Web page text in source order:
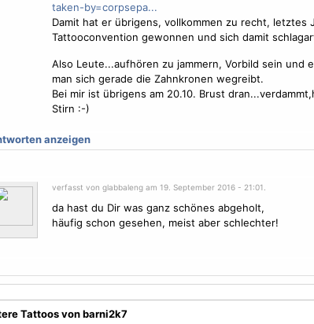
taken-by=corpsepa...
Damit hat er übrigens, vollkommen zu recht, letztes
Tattooconvention gewonnen und sich damit
Also Leute...aufhören zu jammern, Vorbild sein und
man sich gerade die Zahnkronen wegreibt.
Bei mir ist übrigens am 20.10. Brust
Stirn :-)
anzeigen
verfasst von glabbaleng am 19. September 2016 - 21:01.
da hast du Dir was ganz schönes abgeholt,
häufig schon gesehen, meist aber schlechter!
Tattoos von barni2k7